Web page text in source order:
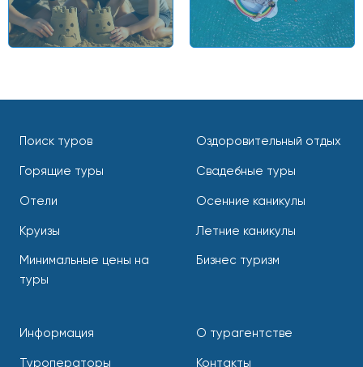
Поиск туров
Горящие туры
Отели
Круизы
Минимальные цены на
туры
Оздоровительный отдых
Свадебные туры
Осенние каникулы
Летние каникулы
Бизнес туризм
Информация
Туроператоры
О турагентстве
Контакты